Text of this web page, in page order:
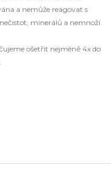
a nemůže reagovat s
minerálů a nemnoží
ošetřit nejméně 4x do